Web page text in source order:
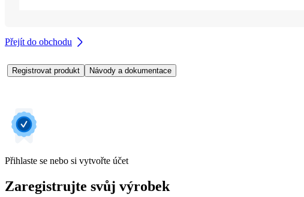
Přejít do obchodu
Registrovat produkt Návody a dokumentace
Přihlaste se nebo si vytvořte účet
Zaregistrujte svůj výrobek